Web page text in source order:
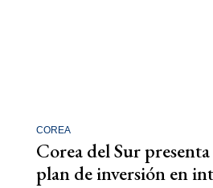
COREA
Corea del Sur
plan de inversión en